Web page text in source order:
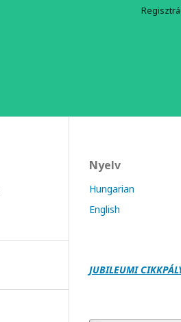
Nyelv
Hungarian
English
JUBILEUMI